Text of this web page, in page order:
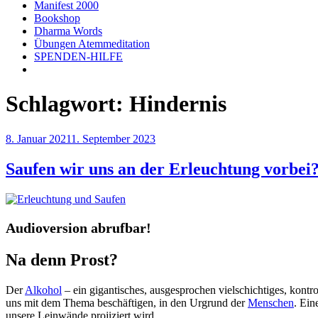
Manifest 2000
Bookshop
Dharma Words
Übungen Atemmeditation
SPENDEN-HILFE
Schlagwort: Hindernis
Veröffentlicht
8. Januar 20211. September 2023
Saufen wir uns an der Erleuchtung
Audioversion abrufbar!
Na denn Prost?
DerAlkohol – ein gigantisches, ausgesprochen vielschichtiges,
uns mit dem Thema beschäftigen, in den Urgrund derMenschen.
unsere Leinwände projiziert wird.